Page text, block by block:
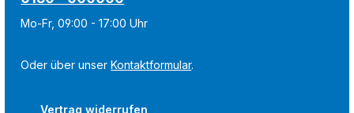
Mo-Fr, 09:00 - 17:00 Uhr
Oder über unserKontaktformular.
Vertrag widerrufen